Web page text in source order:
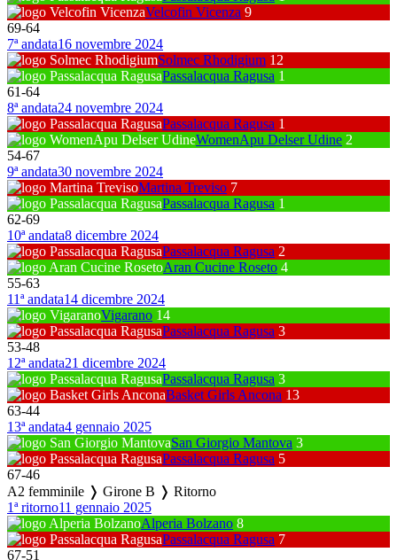
Velcofin Vicenza 9
69-64
7ª andata16 novembre 2024
Solmec Rhodigium 12
Passalacqua Ragusa 1
61-64
8ª andata24 novembre 2024
Passalacqua Ragusa 1
WomenApu Delser Udine 2
54-67
9ª andata30 novembre 2024
Martina Treviso 7
Passalacqua Ragusa 1
62-69
10ª andata8 dicembre 2024
Passalacqua Ragusa 2
Aran Cucine Roseto 4
55-63
11ª andata14 dicembre 2024
Vigarano 14
Passalacqua Ragusa 3
53-48
12ª andata21 dicembre 2024
Passalacqua Ragusa 3
Basket Girls Ancona 13
63-44
13ª andata4 gennaio 2025
San Giorgio Mantova 3
Passalacqua Ragusa 5
67-46
A2 femminile ❭ Girone B ❭ Ritorno
1ª ritorno11 gennaio 2025
Alperia Bolzano 8
Passalacqua Ragusa 7
67-51